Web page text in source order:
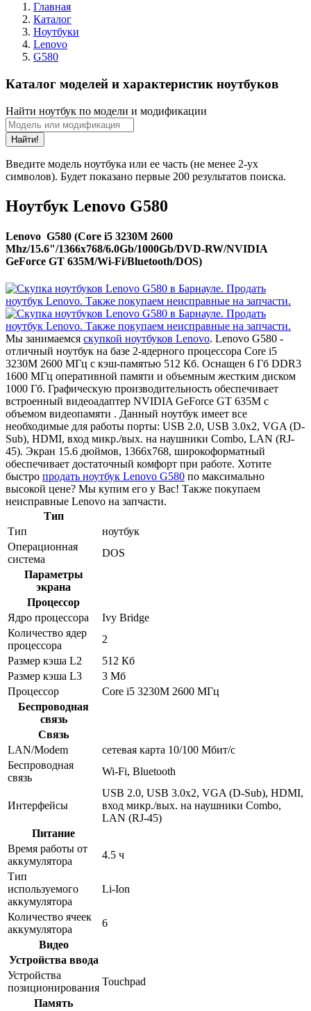
Главная
Каталог
Ноутбуки
Lenovo
G580
Каталог моделей и характеристик ноутбуков
Найти ноутбук по модели и модификации
Найти!
Введите модель ноутбука или ее часть (не менее 2-ух
символов). Будет показано первые 200 результатов поиска.
Ноутбук Lenovo G580
Lenovo G580 (Core i5 3230M 2600
Mhz/15.6"/1366x768/6.0Gb/1000Gb/DVD-RW/NVIDIA
GeForce GT 635M/Wi-Fi/Bluetooth/DOS)
Мы занимаемся скупкой ноутбуков Lenovo. Lenovo G580 -
отличный ноутбук на базе 2-ядерного процессора Core i5
3230M 2600 МГц с кэш-памятью 512 Кб. Оснащен 6 Гб DDR3
1600 МГц оперативной памяти и объемным жестким диском
1000 Гб. Графическую производительность обеспечивает
встроенный видеоадаптер NVIDIA GeForce GT 635M с
объемом видеопамяти . Данный ноутбук имеет все
необходимые для работы порты: USB 2.0, USB 3.0x2, VGA (D-
Sub), HDMI, вход микр./вых. на наушники Combo, LAN (RJ-
45). Экран 15.6 дюймов, 1366x768, широкоформатный
обеспечивает достаточный комфорт при работе. Хотите
быстро продать ноутбук Lenovo G580 по максимально
высокой цене? Мы купим его у Вас! Также покупаем
неисправные Lenovo на запчасти.
Тип
Тип
ноутбук
Операционная
система
DOS
Параметры
экрана
Процессор
Ядро процессора
Ivy Bridge
Количество ядер
процессора
2
Размер кэша L2
512 Кб
Размер кэша L3
3 Мб
Процессор
Core i5 3230M 2600 МГц
Беспроводная
связь
Связь
LAN/Modem
сетевая карта 10/100 Мбит/c
Беспроводная
связь
Wi-Fi, Bluetooth
Интерфейсы
USB 2.0, USB 3.0x2, VGA (D-Sub), HDMI,
вход микр./вых. на наушники Combo,
LAN (RJ-45)
Питание
Время работы от
аккумулятора
4.5 ч
Тип
используемого
аккумулятора
Li-Ion
Количество ячеек
аккумулятора
6
Видео
Устройства ввода
Устройства
позиционирования
Touchpad
Память